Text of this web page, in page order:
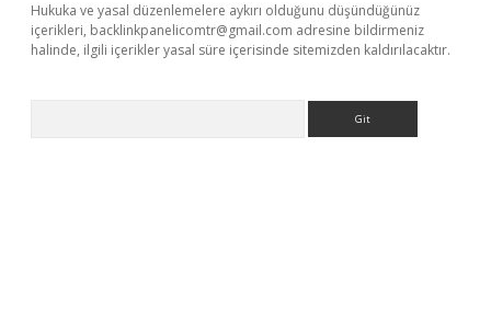
Hukuka ve yasal düzenlemelere aykırı olduğunu düşündüğünüz
içerikleri, backlinkpanelicomtr@gmail.com adresine bildirmeniz
halinde, ilgili içerikler yasal süre içerisinde sitemizden kaldırılacaktır.